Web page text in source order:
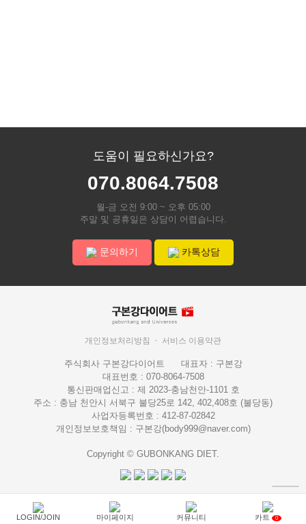
도움이 필요하신가요?
070.8064.7508
월-금 오전 9:00 ~ 오후 05:00
주말 및 공휴일은 상담이 어렵습니다.
문의하기 카톡상담
개인정보처리방침 서비스 이용약관
주식회사 구본강다이어트
대표자 : 구본강
대표번호 : 070-8064-7508
통신판매업신고 : 제 2023-충남천안-1101 호
주소 : 충남 천안시 서북구 불당25로 142, 402,408호 (불당동)
사업자등록번호 : 412-87-02842
개인정보보호책임 : 구본강(body999@naver.com)
Copyright © GUBONKANG DIET.
LOGIN/JOIN 마이페이지 커뮤니티 카트 0